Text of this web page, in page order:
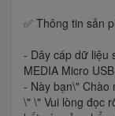
✅ Thông tin sản
- Dây cáp dữ liệu
MEDIA Micro
- Này bạn\" Chào
\" \" Vui lòng đọc